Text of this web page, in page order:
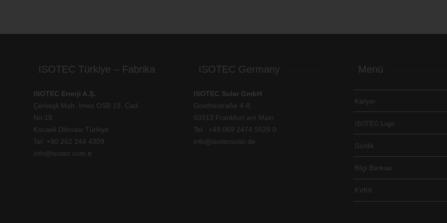
ISOTEC Türkiye – Fabrika
ISOTEC Enerji A.Ş.
Çerkeşli Mah. İmes OSB 19. Cad.
No:18
Kocaeli Dilovası Türkiye
Tel: +90 262 244 4309
info@isotec.com.tr
ISOTEC Germany
ISOTEC Solar GmbH
Goethestraße 4-8,
60313 Frankfurt am Main
Tel.: +49 069 2474 5529 0
info@isotecsolar.de
Menü
Kariyer
ISOTEC Logo
Gizlilik
Bilgi Bankası
KVKK